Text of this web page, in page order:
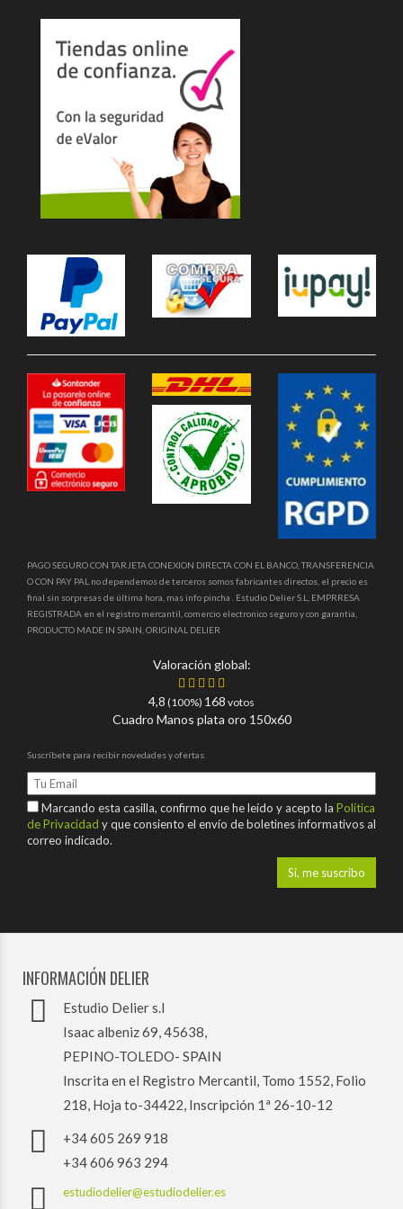
PAGO SEGURO CON TARJETA CONEXION DIRECTA CON EL BANCO, TRANSFERENCIA
O CON PAY PAL no dependemos de terceros somos fabricantes directos, el precio es
final sin sorpresas de última hora, mas info pincha . Estudio Delier S.L, EMPRRESA
REGISTRADA en el registro mercantil, comercio electronico seguro y con garantia,
PRODUCTO MADE IN SPAIN, ORIGINAL DELIER
Valoración global:
4,8 (100%) 168 votos
Cuadro Manos plata oro 150x60
Suscríbete para recibir novedades y ofertas.
Marcando esta casilla, confirmo que he leído y acepto la Política
de Privacidad y que consiento el envío de boletines informativos al
correo indicado.
INFORMACIÓN DELIER
Estudio Delier s.l
Isaac albeniz 69, 45638,
PEPINO-TOLEDO- SPAIN
Inscrita en el Registro Mercantil, Tomo 1552, Folio
218, Hoja to-34422, Inscripción 1ª 26-10-12
+34 605 269 918
+34 606 963 294
estudiodelier@estudiodelier.es